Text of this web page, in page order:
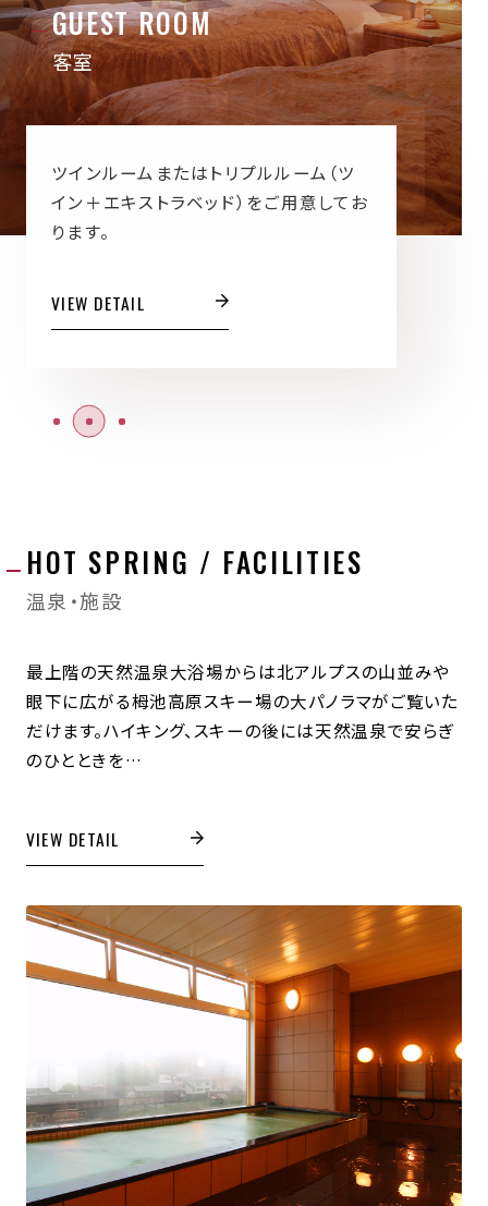
GUEST ROOM
客室
ツインルームまたはトリプルルーム（ツ
イン＋エキストラベッド）をご用意してお
ります。
VIEW DETAIL
HOT SPRING / FACILITIES
温泉・施設
最上階の天然温泉大浴場からは北アルプスの山並みや
眼下に広がる栂池高原スキー場の大パノラマがご覧いた
だけます。ハイキング、スキーの後には天然温泉で安らぎ
のひとときを…
VIEW DETAIL